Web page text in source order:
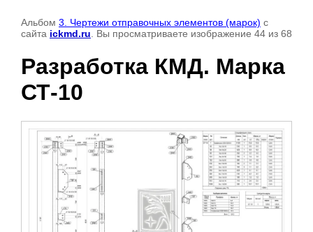
Альбом 3. Чертежи отправочных элементов (марок) с
сайта ickmd.ru . Вы просматриваете изображение 44 из 68
Разработка КМД. Марка
СТ-10